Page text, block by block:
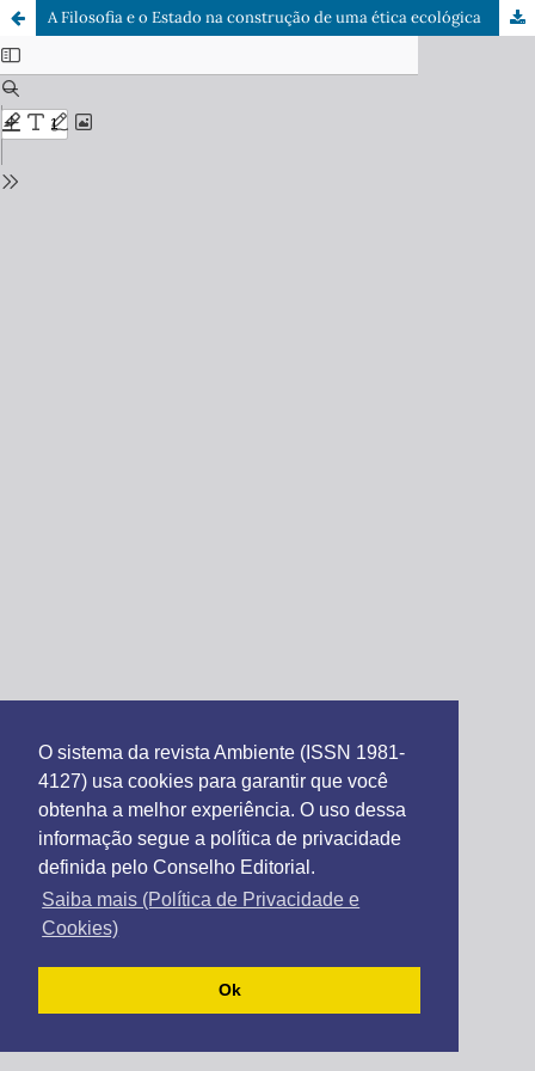
O sistema da revista Ambiente (ISSN 1981-
4127) usa cookies para garantir que você
obtenha a melhor experiência. O uso dessa
informação segue a política de privacidade
definida pelo Conselho Editorial.
Saiba mais (Política de Privacidade e
Cookies)
Ok
A Filosofia e o Estado na construção de uma ética ecológica